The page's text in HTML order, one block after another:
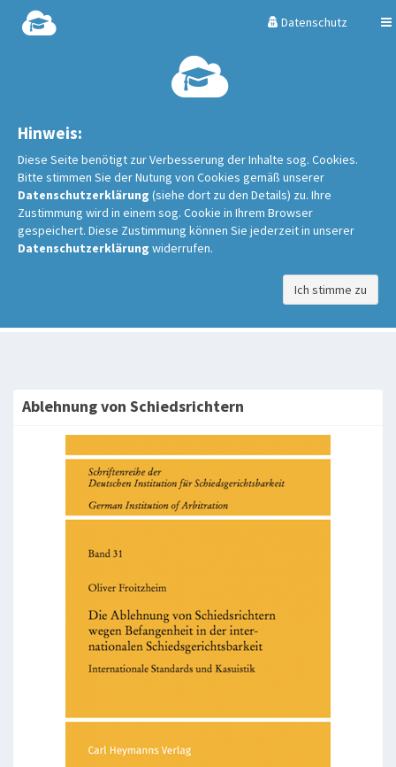
Hinweis:
Diese Seite benötigt zur Verbesserung der Inhalte sog. Cookies.
Bitte stimmen Sie der Nutung von Cookies gemäß unserer
Datenschutzerklärung (siehe dort zu den Details) zu. Ihre
Zustimmung wird in einem sog. Cookie in Ihrem Browser
gespeichert. Diese Zustimmung können Sie jederzeit in unserer
Datenschutzerklärung widerrufen.
Ich stimme zu
Datenschutz
Ablehnung von Schiedsrichtern